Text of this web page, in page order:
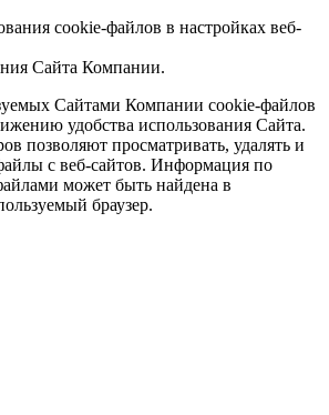
cookie-файлов в настройках веб-
Сайта Компании.
Сайтами Компании cookie-файлов
удобства использования Сайта.
позволяют просматривать, удалять и
c веб-сайтов. Информация по
может быть найдена в
браузер.